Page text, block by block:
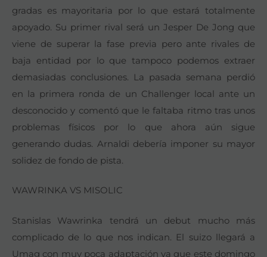
gradas es mayoritaria por lo que estará totalmente
apoyado. Su primer rival será un Jesper De Jong que
viene de superar la fase previa pero ante rivales de
baja entidad por lo que tampoco podemos extraer
demasiadas conclusiones. La pasada semana perdió
en la primera ronda de un Challenger local ante un
desconocido y comentó que le faltaba ritmo tras unos
problemas físicos por lo que ahora aún sigue
generando dudas. Arnaldi debería imponer su mayor
solidez de fondo de pista.
WAWRINKA VS MISOLIC
Stanislas Wawrinka tendrá un debut mucho más
complicado de lo que nos indican. El suizo llegará a
Umag con muy poca adaptación ya que este domingo